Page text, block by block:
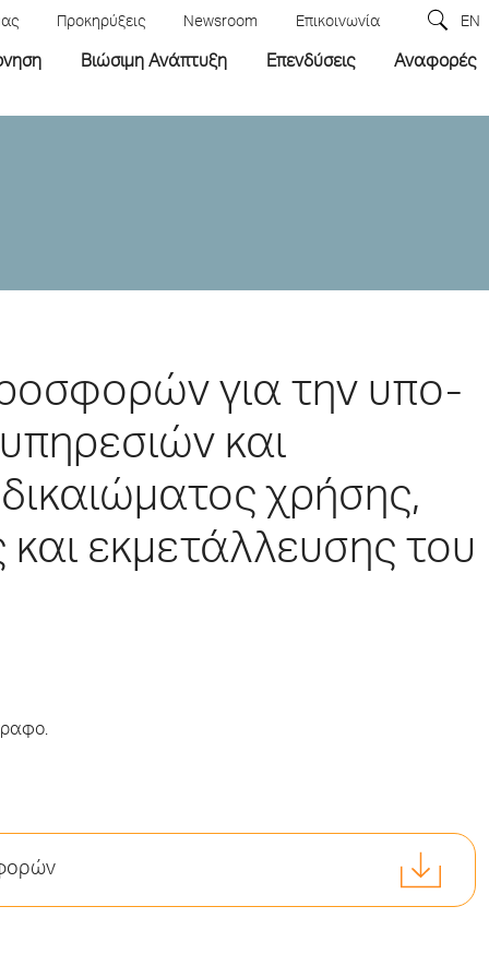
Προκηρύξεις Newsroom Επικοινωνία EN
Βιώσιμη Ανάπτυξη Επενδύσεις Αναφορές
για την υπο-
και
χρήσης,
και εκμετάλλευσης του